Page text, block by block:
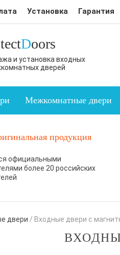
Установка Гарантия
Doors
и установка входных
дверей
Межкомнатные двери
продукция
официальными
более 20 российских
двери / Входные двери с